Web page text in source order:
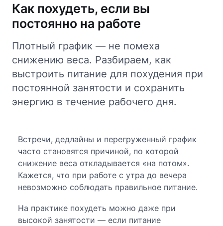
Как похудеть, если вы
постоянно на работе
Плотный график — не помеха
снижению веса. Разбираем, как
выстроить питание для похудения при
постоянной занятости и сохранить
энергию в течение рабочего дня.
Встречи, дедлайны и перегруженный график
часто становятся причиной, по которой
снижение веса откладывается «на потом».
Кажется, что при работе с утра до вечера
невозможно соблюдать правильное питание.
На практике похудеть можно даже при
высокой занятости — если питание